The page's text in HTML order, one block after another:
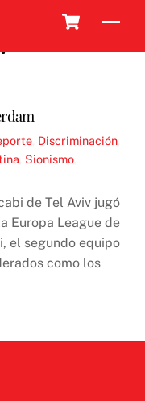
Discriminación
Sionismo
de Tel Aviv jugó
Europa League de
el segundo equipo
como los